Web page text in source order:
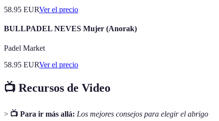
58.95 EURVer el precio
BULLPADEL NEVES Mujer (Anorak)
Padel Market
58.95 EURVer el precio
📺 Recursos de Video
> 📺 Para ir más allá: Los mejores consejos para elegir el abrigo